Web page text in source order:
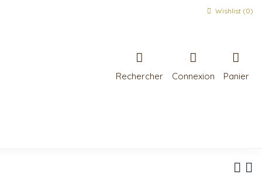
Wishlist (0)
Rechercher Connexion Panier